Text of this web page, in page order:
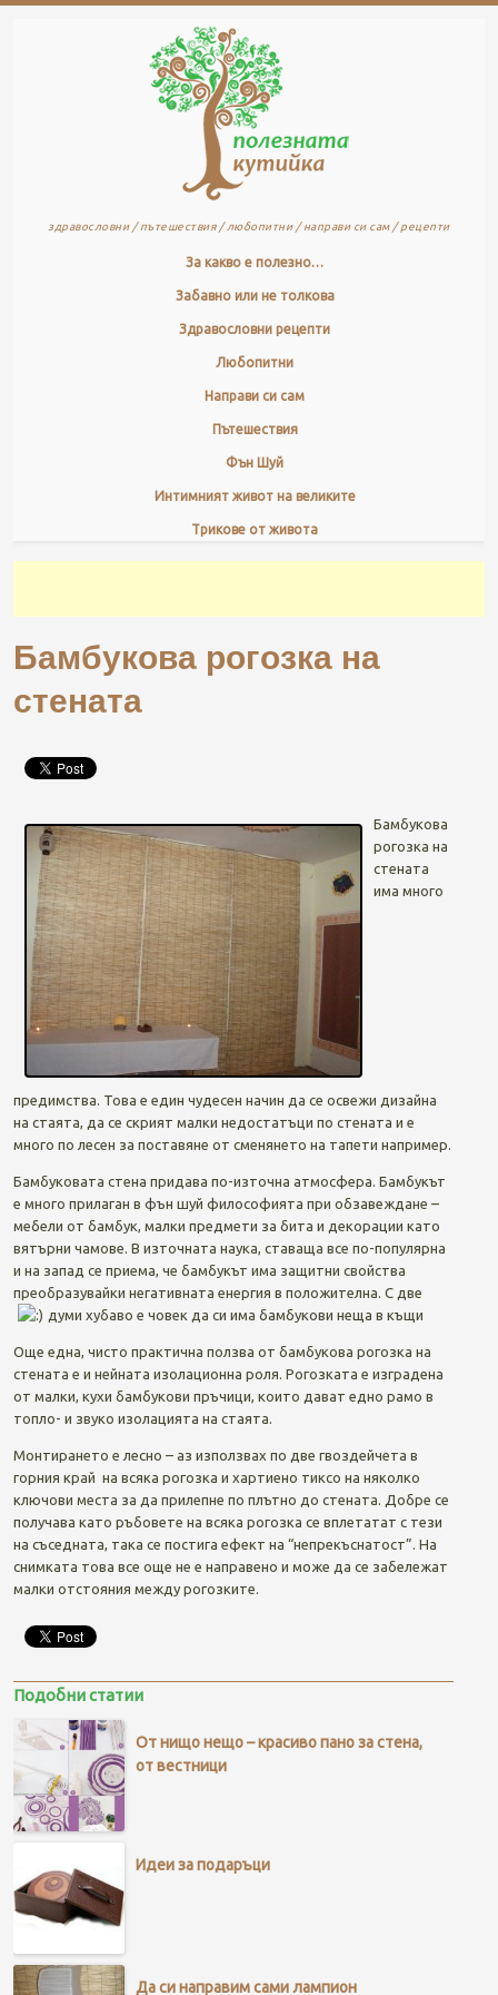
здравословни / пътешествия / любопитни / направи си сам / рецепти
За какво е полезно…
Забавно или не толкова
Здравословни рецепти
Любопитни
Направи си сам
Пътешествия
Фън Шуй
Интимният живот на великите
Трикове от живота
Бамбукова рогозка на
стената
Бамбукова
рогозка на
стената
има много
предимства. Това е един чудесен начин да се освежи дизайна
на стаята, да се скрият малки недостатъци по стената и е
много по лесен за поставяне от сменянето на тапети например.
Бамбуковата стена придава по-източна атмосфера. Бамбукът
е много прилаган в фън шуй философията при обзавеждане –
мебели от бамбук, малки предмети за бита и декорации като
вятърни чамове. В източната наука, ставаща все по-популярна
и на запад се приема, че бамбукът има защитни свойства
преобразувайки негативната енергия в положителна. С две
думи хубаво е човек да си има бамбукови неща в къщи
Още една, чисто практична ползва от бамбукова рогозка на
стената е и нейната изолационна роля. Рогозката е изградена
от малки, кухи бамбукови пръчици, които дават едно рамо в
топло- и звуко изолацията на стаята.
Монтирането е лесно – аз използвах по две гвоздейчета в
горния край на всяка рогозка и хартиено тиксо на няколко
ключови места за да прилепне по плътно до стената. Добре се
получава като ръбовете на всяка рогозка се вплетатат с тези
на съседната, така се постига ефект на “непрекъснатост”. На
снимката това все още не е направено и може да се забележат
малки отстояния между рогозките.
Подобни статии
От нищо нещо – красиво пано за стена,
от вестници
Идеи за подаръци
Да си направим сами лампион